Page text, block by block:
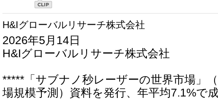
H&Iグローバルリサーチ株式会社
2026年5月14日
H&Iグローバルリサーチ株式会社
*****「サブナノ秒レーザーの世界市場」
場規模予測）資料を発行、年平均7.1%で